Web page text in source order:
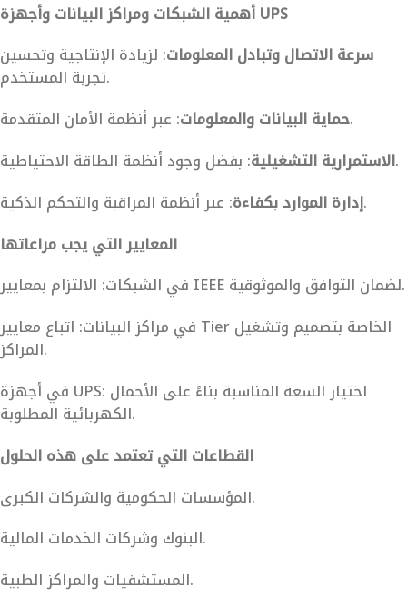
أهمية الشبكات ومراكز البيانات وأجهزة UPS
سرعة الاتصال وتبادل المعلومات: لزيادة الإنتاجية وتحسين
تجربة المستخدم.
حماية البيانات والمعلومات: عبر أنظمة الأمان المتقدمة.
الاستمرارية التشغيلية: بفضل وجود أنظمة الطاقة الاحتياطية.
إدارة الموارد بكفاءة: عبر أنظمة المراقبة والتحكم الذكية.
المعايير التي يجب مراعاتها
في الشبكات: الالتزام بمعايير IEEE لضمان التوافق والموثوقية.
في مراكز البيانات: اتباع معايير Tier الخاصة بتصميم وتشغيل
المراكز.
في أجهزة UPS: اختيار السعة المناسبة بناءً على الأحمال
الكهربائية المطلوبة.
القطاعات التي تعتمد على هذه الحلول
المؤسسات الحكومية والشركات الكبرى.
البنوك وشركات الخدمات المالية.
المستشفيات والمراكز الطبية.